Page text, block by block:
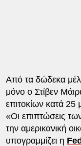
Από τα δώδεκα
μόνο ο Στίβεν
επιτοκίων κατά
«Οι επιπτώσεις
την αμερικανική
υπογραμμίζει η